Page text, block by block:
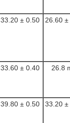
33.20 ± 0.50 26.60
33.60 ± 0.40 26.8
39.80 ± 0.50 33.20 ±